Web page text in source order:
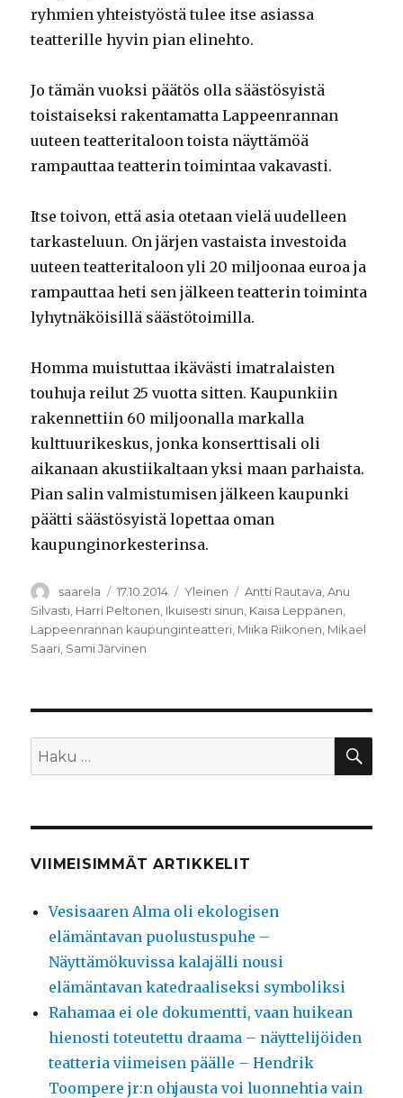
ryhmien yhteistyöstä tulee itse asiassa
teatterille hyvin pian elinehto.
Jo tämän vuoksi päätös olla säästösyistä
toistaiseksi rakentamatta Lappeenrannan
uuteen teatteritaloon toista näyttämöä
rampauttaa teatterin toimintaa vakavasti.
Itse toivon, että asia otetaan vielä uudelleen
tarkasteluun. On järjen vastaista investoida
uuteen teatteritaloon yli 20 miljoonaa euroa ja
rampauttaa heti sen jälkeen teatterin toiminta
lyhytnäköisillä säästötoimilla.
Homma muistuttaa ikävästi imatralaisten
touhuja reilut 25 vuotta sitten. Kaupunkiin
rakennettiin 60 miljoonalla markalla
kulttuurikeskus, jonka konserttisali oli
aikanaan akustiikaltaan yksi maan parhaista.
Pian salin valmistumisen jälkeen kaupunki
päätti säästösyistä lopettaa oman
kaupunginorkesterinsa.
Kirjoittaja
saarela Julkaistu
17.10.2014 Kategoriat
Yleinen Avainsanat
Antti Rautava ,Anu
Silvasti Harri Peltonen Ikuisesti sinun Kaisa Leppänen
Lappeenrannan kaupunginteatteri Miika Riikonen Mikael
Saari Sami Järvinen
Etsi:
VIIMEISIMMÄT ARTIKKELIT
Vesisaaren Alma oli ekologisen
elämäntavan puolustuspuhe –
Näyttämökuvissa kalajälli nousi
elämäntavan katedraaliseksi symboliksi
Rahamaa ei ole dokumentti, vaan huikean
hienosti toteutettu draama – näyttelijöiden
teatteria viimeisen päälle – Hendrik
Toompere jr:n ohjausta voi luonnehtia vain